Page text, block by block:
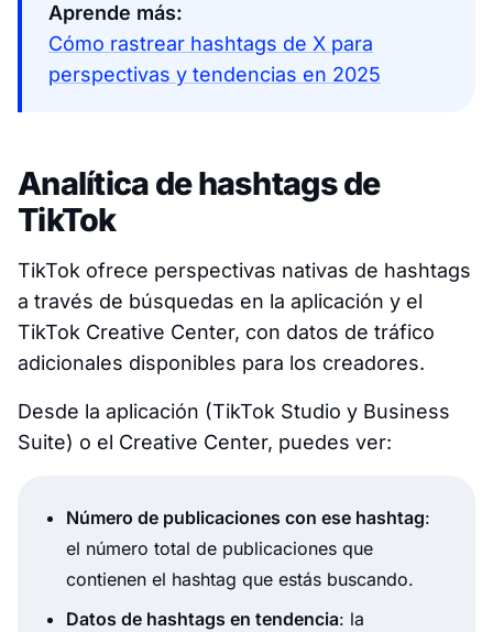
Aprende más:
Cómo rastrear hashtags de X para
perspectivas y tendencias en 2025
Analítica de hashtags de
TikTok
TikTok ofrece perspectivas nativas de hashtags
a través de búsquedas en la aplicación y el
TikTok Creative Center, con datos de tráfico
adicionales disponibles para los creadores.
Desde la aplicación (TikTok Studio y Business
Suite) o el Creative Center, puedes ver:
Número de publicaciones con ese hashtag:
el número total de publicaciones que
contienen el hashtag que estás buscando.
Datos de hashtags en tendencia: la